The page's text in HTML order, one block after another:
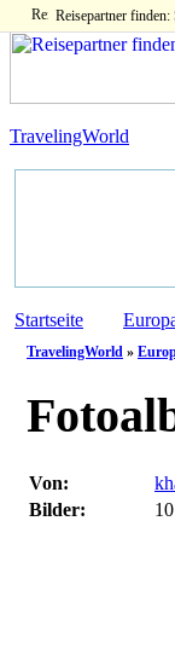
Reisepartner
TravelingWorld
Startseite
TravelingWorld »
Von:
Bilder:
10